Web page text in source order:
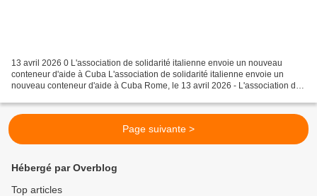
13 avril 2026 0 L'association de solidarité italienne envoie un nouveau
conteneur d'aide à Cuba L'association de solidarité italienne envoie un
nouveau conteneur d'aide à Cuba Rome, le 13 avril 2026 - L'association de
Page suivante >
Hébergé par Overblog
Top articles